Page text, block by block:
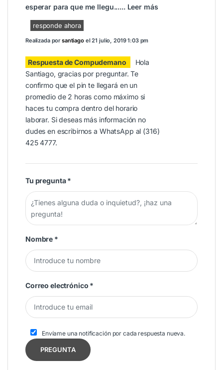
esperar para que me llegu...... Leer más
responde ahora
Realizada porsantiagoel21 julio, 2019 1:03 pm
Respuesta de Compudemano
Hola
Santiago, gracias por preguntar. Te
confirmo que el pin te llegará en un
promedio de 2 horas como máximo si
haces tu compra dentro del horario
laborar. Si deseas más información no
dudes en escribirnos a WhatsApp al (316)
425 4777.
Tu pregunta*
Nombre *
Correo electrónico *
Envíame una notificación por cada respuesta nueva.